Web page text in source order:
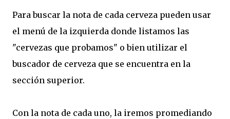
Para buscar la nota de cada cerveza pueden usar
el menú de la izquierda donde listamos las
"cervezas que probamos" o bien utilizar el
buscador de cerveza que se encuentra en la
sección superior.
Con la nota de cada uno, la iremos promediando